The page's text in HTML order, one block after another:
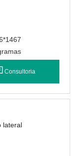
Consultoria